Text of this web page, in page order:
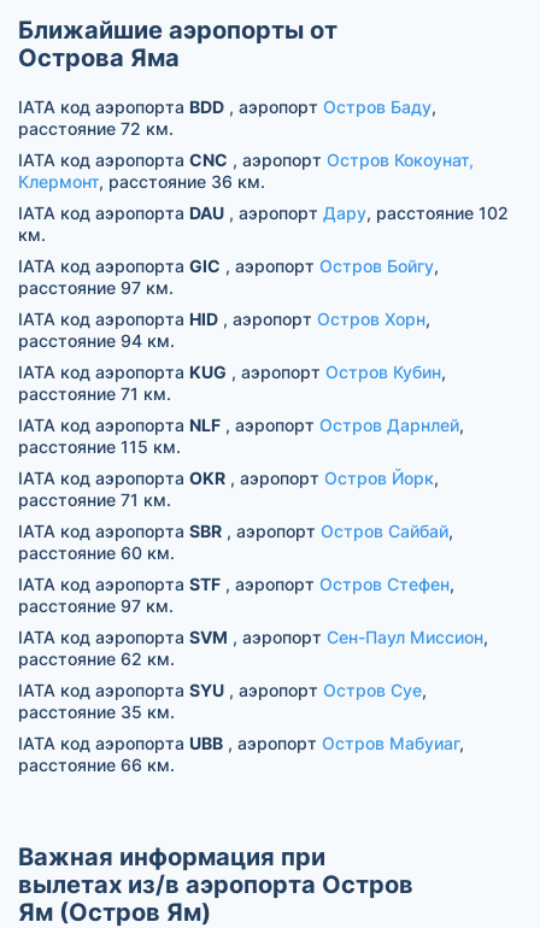
Ближайшие аэропорты от
Острова Яма
IATA код аэропорта BDD , аэропорт Остров Баду,
расстояние 72 км.
IATA код аэропорта CNC , аэропорт Остров Кокоунат,
Клермонт, расстояние 36 км.
IATA код аэропорта DAU , аэропорт Дару, расстояние 102
км.
IATA код аэропорта GIC , аэропорт Остров Бойгу,
расстояние 97 км.
IATA код аэропорта HID , аэропорт Остров Хорн,
расстояние 94 км.
IATA код аэропорта KUG , аэропорт Остров Кубин,
расстояние 71 км.
IATA код аэропорта NLF , аэропорт Остров Дарнлей,
расстояние 115 км.
IATA код аэропорта OKR , аэропорт Остров Йорк,
расстояние 71 км.
IATA код аэропорта SBR , аэропорт Остров Сайбай,
расстояние 60 км.
IATA код аэропорта STF , аэропорт Остров Стефен,
расстояние 97 км.
IATA код аэропорта SVM , аэропорт Сен-Паул Миссион,
расстояние 62 км.
IATA код аэропорта SYU , аэропорт Остров Суе,
расстояние 35 км.
IATA код аэропорта UBB , аэропорт Остров Мабуиаг,
расстояние 66 км.
Важная информация при
вылетах из/в аэропорта Остров
Ям (Остров Ям)